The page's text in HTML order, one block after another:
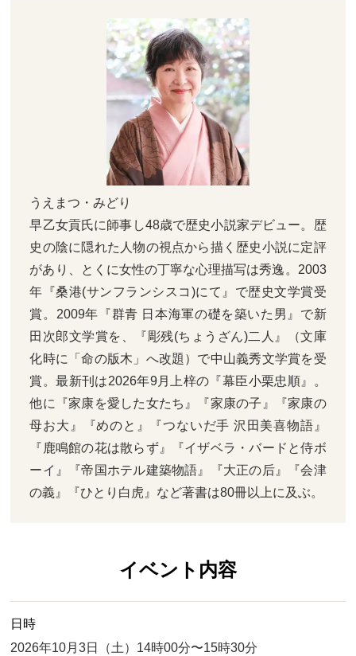
うえまつ・みどり
早乙女貢氏に師事し48歳で歴史小説家デビュー。歴
史の陰に隠れた人物の視点から描く歴史小説に定評
があり、とくに女性の丁寧な心理描写は秀逸。2003
年『桑港(サンフランシスコ)にて』で歴史文学賞受
賞。2009年『群青 日本海軍の礎を築いた男』で新
田次郎文学賞を、『彫残(ちょうざん)二人』（文庫
化時に「命の版木」へ改題）で中山義秀文学賞を受
賞。最新刊は2026年9月上梓の『幕臣小栗忠順』。
他に『家康を愛した女たち』『家康の子』『家康の
母お大』『めのと』『つないだ手 沢田美喜物語』
『鹿鳴館の花は散らず』『イザベラ・バードと侍ボ
ーイ』『帝国ホテル建築物語』『大正の后』『会津
の義』『ひとり白虎』など著書は80冊以上に及ぶ。
イベント内容
日時
2026年10月3日（土）14時00分〜15時30分